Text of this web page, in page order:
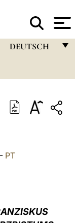
DEUTSCH
ITALIANO
- PT